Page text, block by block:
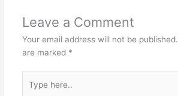
Leave a Comment
Your email address will not be published.
are marked *
here..